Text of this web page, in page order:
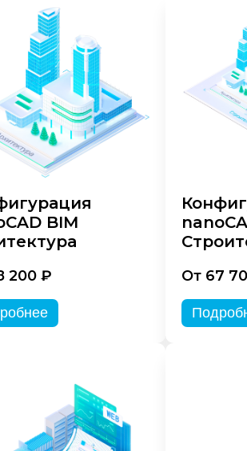
BIM
200 ₽ От 67